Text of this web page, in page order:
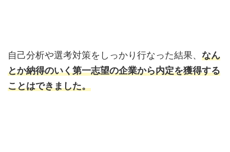
自己分析や選考対策をしっかり行なった結果、 なん
とか納得のいく第一志望の企業から内定を獲得する
ことはできました。